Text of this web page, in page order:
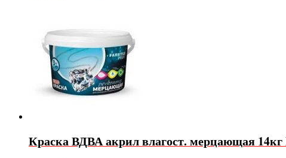
Краска ВДВА акрил влагост. мерцающая